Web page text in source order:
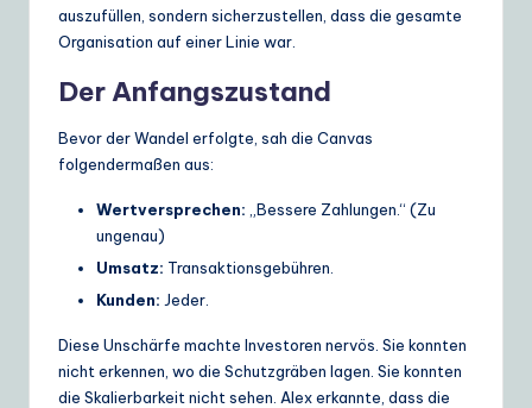
auszufüllen, sondern sicherzustellen, dass die gesamte
Organisation auf einer Linie war.
Der Anfangszustand
Bevor der Wandel erfolgte, sah die Canvas
folgendermaßen aus:
Wertversprechen: „Bessere Zahlungen.“ (Zu
ungenau)
Umsatz: Transaktionsgebühren.
Kunden: Jeder.
Diese Unschärfe machte Investoren nervös. Sie konnten
nicht erkennen, wo die Schutzgräben lagen. Sie konnten
die Skalierbarkeit nicht sehen. Alex erkannte, dass die